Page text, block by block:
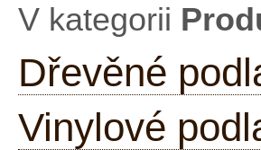
V kategorii
Dřevěné
Vinylové